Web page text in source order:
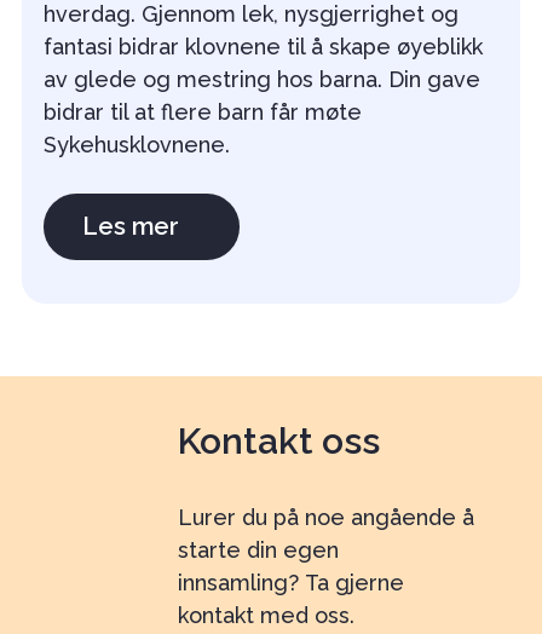
hverdag. Gjennom lek, nysgjerrighet og
fantasi bidrar klovnene til å skape øyeblikk
av glede og mestring hos barna. Din gave
bidrar til at flere barn får møte
Sykehusklovnene.
Les mer
Kontakt oss
Lurer du på noe angående å
starte din egen
innsamling? Ta gjerne
kontakt med oss.